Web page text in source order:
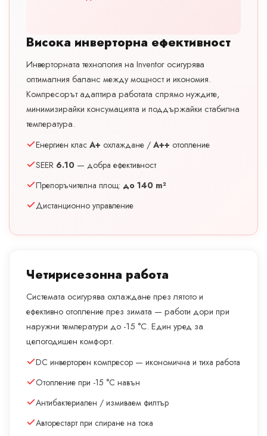
Висока инверторна ефективност
Инверторната технология на Inventor осигурява
оптималния баланс между мощност и икономия.
Компресорът адаптира работата спрямо нуждите,
минимизирайки консумацията и поддържайки стабилна
температура.
Енергиен клас A+ охлаждане / A++ отопление
SEER 6.10 — добра ефективност
Препоръчителна площ: до 140 m²
Дистанционно управление
Четирисезонна работа
Системата осигурява охлаждане през лятото и
ефективно отопление през зимата — работи дори при
наружни температури до -15 °C. Един уред за
целогодишен комфорт.
DC инверторен компресор — икономична и тиха работа
Отопление при -15 °C навън
Антибактериален / измиваем филтър
Авторестарт при спиране на тока